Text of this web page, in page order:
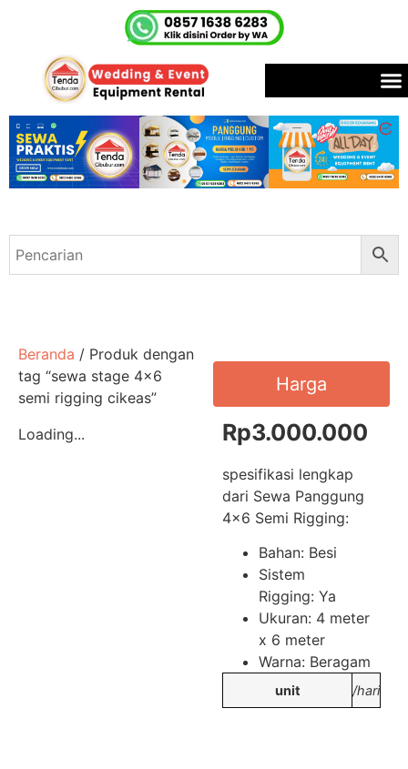
Beranda / Produk dengan
tag “sewa stage 4x6
semi rigging cikeas”
Loading...
Harga
Rp3.000.000
spesifikasi lengkap
dari Sewa Panggung
4×6 Semi Rigging:
Bahan: Besi
Sistem
Rigging: Ya
Ukuran: 4 meter
x 6 meter
Warna: Beragam
unit /hari